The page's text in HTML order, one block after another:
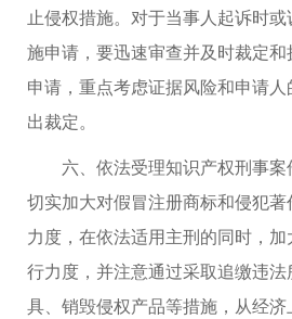
止侵权措施。对于当事人起诉时
施申请，要迅速审查并及时裁定
申请，重点考虑证据风险和申请
出裁定。
六、依法受理知识产权刑事案
切实加大对假冒注册商标和侵犯
力度，在依法适用主刑的同时，
行力度，并注意通过采取追缴违
具、销毁侵权产品等措施，从经